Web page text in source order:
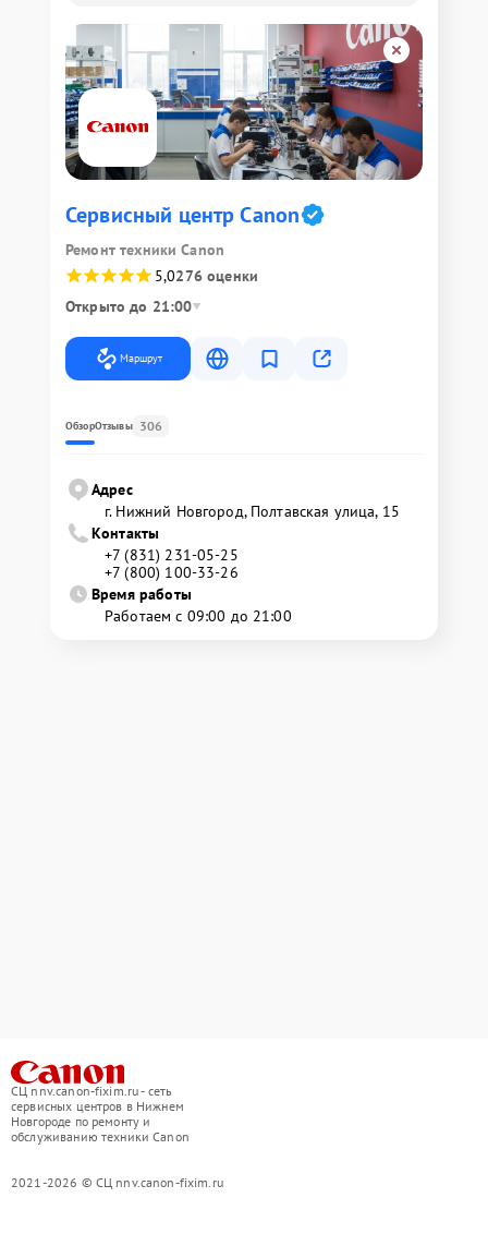
Сервисный центр Canon
Ремонт техники Canon
5,0276 оценки
Открыто до 21:00
Маршрут
ОбзорОтзывы 306
Адрес
г. Нижний Новгород, Полтавская улица, 15
Контакты
+7 (831) 231-05-25
+7 (800) 100-33-26
Время работы
Работаем с 09:00 до 21:00
СЦ nnv.canon-fixim.ru - сеть
сервисных центров в Нижнем
Новгороде по ремонту и
обслуживанию техники Canon
2021-2026 © СЦ nnv.canon-fixim.ru